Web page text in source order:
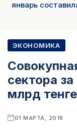
январь
ЭКОНОМИКА
сектора
млрд тенге
01 МАРТА, 2018